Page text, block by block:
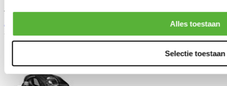
Alles toestaan
Selectie toestaan
TIP
Aerodynamics ABS Grill Type R stijl (Honda Civic 99-00 2/3/4drs)